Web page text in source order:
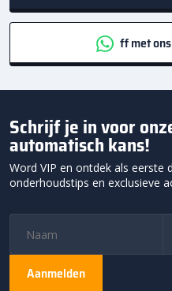
ff met
Schrijf je in voor
automatisch kans!
Word VIP en ontdek als eerste
onderhoudstips en exclusieve